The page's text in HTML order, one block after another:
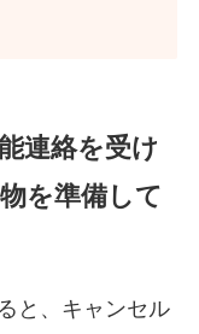
連絡を受け
を準備して
と、キャンセル